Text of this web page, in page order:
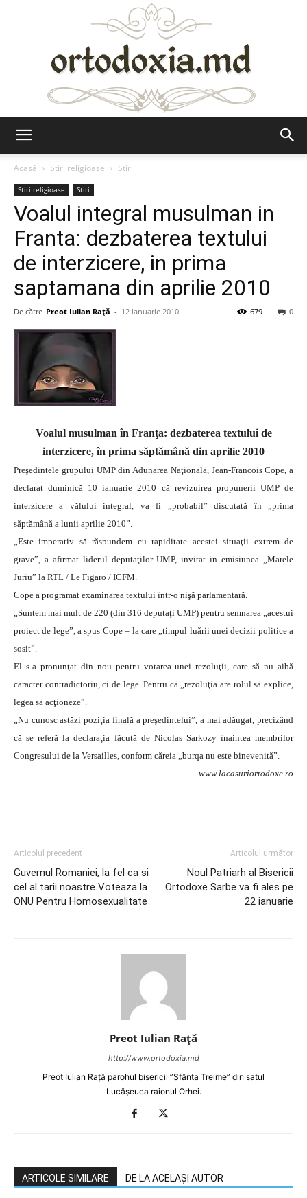
Acasă
Stiri religioase Stiri
Stiri religioase Stiri
Voalul integral musulman in
Franta: dezbaterea textului
de interzicere, in prima
saptamana din aprilie 2010
De către Preot Iulian Raţă - 12 ianuarie 2010 0
679
Voalul musulman în Franţa: dezbaterea textului de
interzicere, în prima săptămână din aprilie 2010
Preşedintele grupului UMP din Adunarea Naţională, Jean-Francois Cope, a
declarat duminică 10 ianuarie 2010 că revizuirea propunerii UMP de
interzicere a vălului integral, va fi „probabil” discutată în „prima
săptămână a lunii aprilie 2010”.
„Este imperativ să răspundem cu rapiditate acestei situaţii extrem de
grave”, a afirmat liderul deputaţilor UMP, invitat in emisiunea „Marele
Juriu” la RTL / Le Figaro / ICFM.
Cope a programat examinarea textului într-o nişă parlamentară.
„Suntem mai mult de 220 (din 316 deputaţi UMP) pentru semnarea „acestui
proiect de lege”, a spus Cope – la care „timpul luării unei decizii politice a
sosit”.
El s-a pronunţat din nou pentru votarea unei rezoluţii, care să nu aibă
caracter contradictoriu, ci de lege. Pentru că „rezoluţia are rolul să explice,
legea să acţioneze”.
„Nu cunosc astăzi poziţia finală a preşedintelui”, a mai adăugat, precizând
că se referă la declaraţia făcută de Nicolas Sarkozy înaintea membrilor
Congresului de la Versailles, conform căreia „burqa nu este binevenită”.
www.lacasuriortodoxe.ro
Articolul precedent
Guvernul Romaniei, la fel ca si
cel al tarii noastre Voteaza la
ONU Pentru Homosexualitate
Articolul următor
Noul Patriarh al Bisericii
Ortodoxe Sarbe va fi ales pe
22 ianuarie
Preot Iulian Raţă
http://www.ortodoxia.md
Preot Iulian Rață parohul bisericii ”Sfânta Treime” din satul
Lucășeuca raionul Orhei.
ARTICOLE SIMILARE DE LA ACELAȘI AUTOR